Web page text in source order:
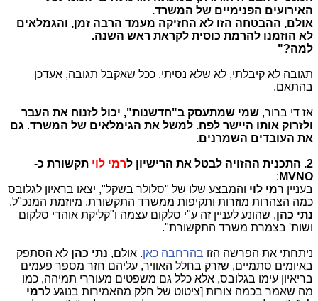
האירועים הפנימיים של המשרד.
אולם, ההבטחה הזו לא החזיקה מעמד הרבה זמן, והגמלאים
לא הוזמנו להרמת כוסית לקראת ראש השנה.
למה?"
תגובה לא קיבלתי, לא שלא נסיתי. ככל שאקבל תגובה, אעדכן
בהתאם.
אז די ברור, שמי שמתעסק ב"חדשנות", יכול לזנוח את העבר
ולזרוק אותו היישר לפח. למשל את הגימלאים של המשרד. גם
את העובדים השמרנים.
2. התכנית ההזויה לבטל את הרישיון ל רמי לוי תקשורת כ-
MVNO
:
בעניין רמי לוי והמבצע שלו של "סלולר בשקל", יצאו בראיון לגלובס
כמה הצהרות מוזרות ותקיפות ממשרד התקשורת, מיוזמת המנכ"ל,
נתי כהן, שהונע לעניין זה ע"י סלקום עצמה ו"קליקת אוהדי סלקום
ושות' בצמרת משרד התקשורת".
ניתחתי את הפרשה הזו בהרחבה כאן. אולם, נתי כהן לא הסתפק
באיומים סתמיים, שזרק בחלל האוויר, עליהם חזר מספר פעמים
בריאיון עימו בגלובס, אלא כלל גם משפטים מעוררי תמיהה, כמו
מה שאמר בכמה צורות [ציטוט של חלק מהאמירות בנוגע לרמי